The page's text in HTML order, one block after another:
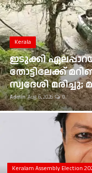
Gulf News
Loksabha Election 2024
Technology
Health
Jobs Mall
Career
Kerala
ഇടുക്കി
തോട്ടിലേക്ക്
സ്വദേശി
Admin Aug 6, 2026 0
Keralam Assembly Election